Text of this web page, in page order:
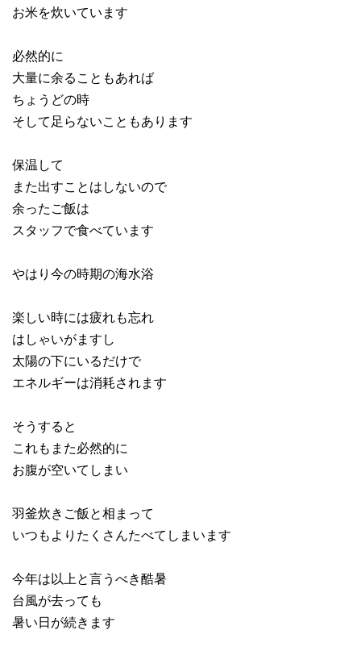
お米を炊いています
必然的に
大量に余ることもあれば
ちょうどの時
そして足らないこともあります
保温して
また出すことはしないので
余ったご飯は
スタッフで食べています
やはり今の時期の海水浴
楽しい時には疲れも忘れ
はしゃいがますし
太陽の下にいるだけで
エネルギーは消耗されます
そうすると
これもまた必然的に
お腹が空いてしまい
羽釜炊きご飯と相まって
いつもよりたくさんたべてしまいます
今年は以上と言うべき酷暑
台風が去っても
暑い日が続きます